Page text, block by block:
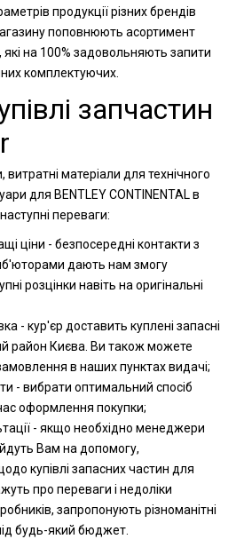
продукції різних брендів
поповнюють асортимент
на 100% задовольняють запити
комплектуючих.
запчастин
матеріали для технічного
для BENTLEY CONTINENTAL в
переваги:
ціни - безпосередні контакти з
дають нам змогу
розцінки навіть на оригінальні
- кур'єр доставить куплені запасні
район Києва. Ви також можете
в наших пунктах видачі;
- вибрати оптимальний спосіб
оформлення покупки;
- якщо необхідно менеджери
Вам на допомогу,
купівлі запасних частин для
про переваги і недоліки
запропонують різноманітні
будь-який бюджет.